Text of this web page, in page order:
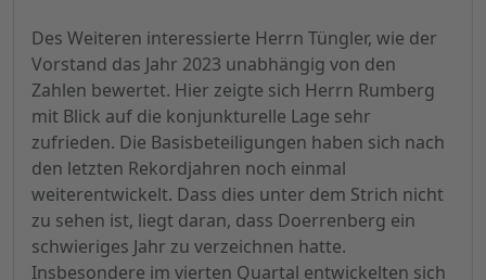
Des Weiteren interessierte Herrn Tüngler, wie der
Vorstand das Jahr 2023 unabhängig von den
Zahlen bewertet. Hier zeigte sich Herrn Rumberg
mit Blick auf die konjunkturelle Lage sehr
zufrieden. Die Basisbeteiligungen haben sich nach
den letzten Rekordjahren noch einmal
weiterentwickelt. Dass dies unter dem Strich nicht
zu sehen ist, liegt daran, dass Doerrenberg ein
schwieriges Jahr zu verzeichnen hatte.
Insbesondere im vierten Quartal entwickelten sich